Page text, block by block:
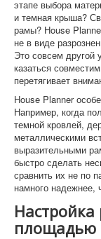
этапе выбора
и темная крыша?
рамы? House
не в виде
Это совсем другой
казаться
перетягивает
House Planner
Например, когда
темной кровлей,
металлическими
выразительными
быстро сделать
сравнить их не по
намного надежнее,
Настройка
площадью